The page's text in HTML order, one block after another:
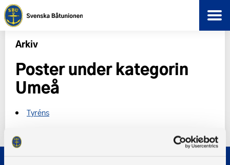
Arkiv
Poster under kategorin
Umeå
Tyréns